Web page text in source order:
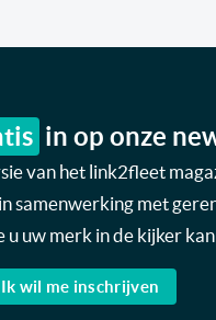
in op onze
van het link2fleet
samenwerking met
uw merk in de kijker
Ik wil me inschrijven